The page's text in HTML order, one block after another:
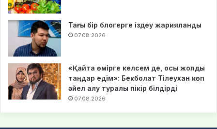
Тағы бір блогерге іздеу жарияланды
07.08.2026
«Қайта өмірге келсем де, осы жолды
таңдар едім»: Бекболат Тілеухан көп
әйел алу туралы пікір білдірді
07.08.2026